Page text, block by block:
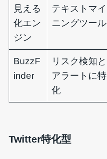
見える
化エン
ジン
テキストマイ
ニングツール
BuzzF
inder
リスク検知と
アラートに特
化
Twitter特化型